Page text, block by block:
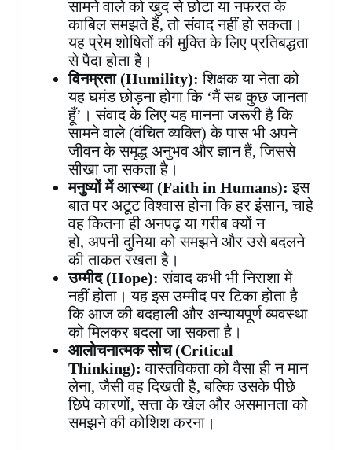
सामने वाले को खुद से छोटा या नफरत के
काबिल समझते हैं, तो संवाद नहीं हो सकता।
यह प्रेम शोषितों की मुक्ति के लिए प्रतिबद्धता
से पैदा होता है।
विनम्रता (Humility): शिक्षक या नेता को
यह घमंड छोड़ना होगा कि ‘मैं सब कुछ जानता
हूँ’। संवाद के लिए यह मानना जरूरी है कि
सामने वाले (वंचित व्यक्ति) के पास भी अपने
जीवन के समृद्ध अनुभव और ज्ञान हैं, जिससे
सीखा जा सकता है।
मनुष्यों में आस्था (Faith in Humans): इस
बात पर अटूट विश्वास होना कि हर इंसान, चाहे
वह कितना ही अनपढ़ या गरीब क्यों न
हो, अपनी दुनिया को समझने और उसे बदलने
की ताकत रखता है।
उम्मीद (Hope): संवाद कभी भी निराशा में
नहीं होता। यह इस उम्मीद पर टिका होता है
कि आज की बदहाली और अन्यायपूर्ण व्यवस्था
को मिलकर बदला जा सकता है।
आलोचनात्मक सोच (Critical
Thinking): वास्तविकता को वैसा ही न मान
लेना, जैसी वह दिखती है, बल्कि उसके पीछे
छिपे कारणों, सत्ता के खेल और असमानता को
समझने की कोशिश करना।